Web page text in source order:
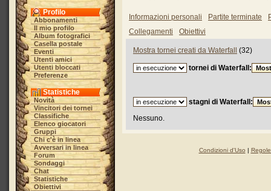
Profilo
Abbonamenti
Il mio profilo
Album fotografici
Casella postale
Eventi
Utenti amici
Utenti bloccati
Preferenze
Statistiche
Novità
Vincitori dei tornei
Classifiche
Elenco giocatori
Gruppi
Chi c'è in linea
Avversari in linea
Forum
Sondaggi
Chat
Statistiche
Obiettivi
Informazioni personali Partite terminate
Collegamenti
Obiettivi
Mostra tornei creati da Waterfall (32)
tornei di Waterfall:
stagni di Waterfall:
Nessuno.
Condizioni d'Uso |